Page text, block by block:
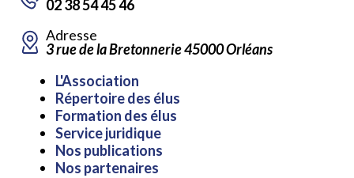
02 38 54 45 46
Adresse
3 rue de la Bretonnerie 45000 Orléans
contenu
L'Association
Répertoire des élus
Formation des élus
Service juridique
Nos publications
Nos partenaires